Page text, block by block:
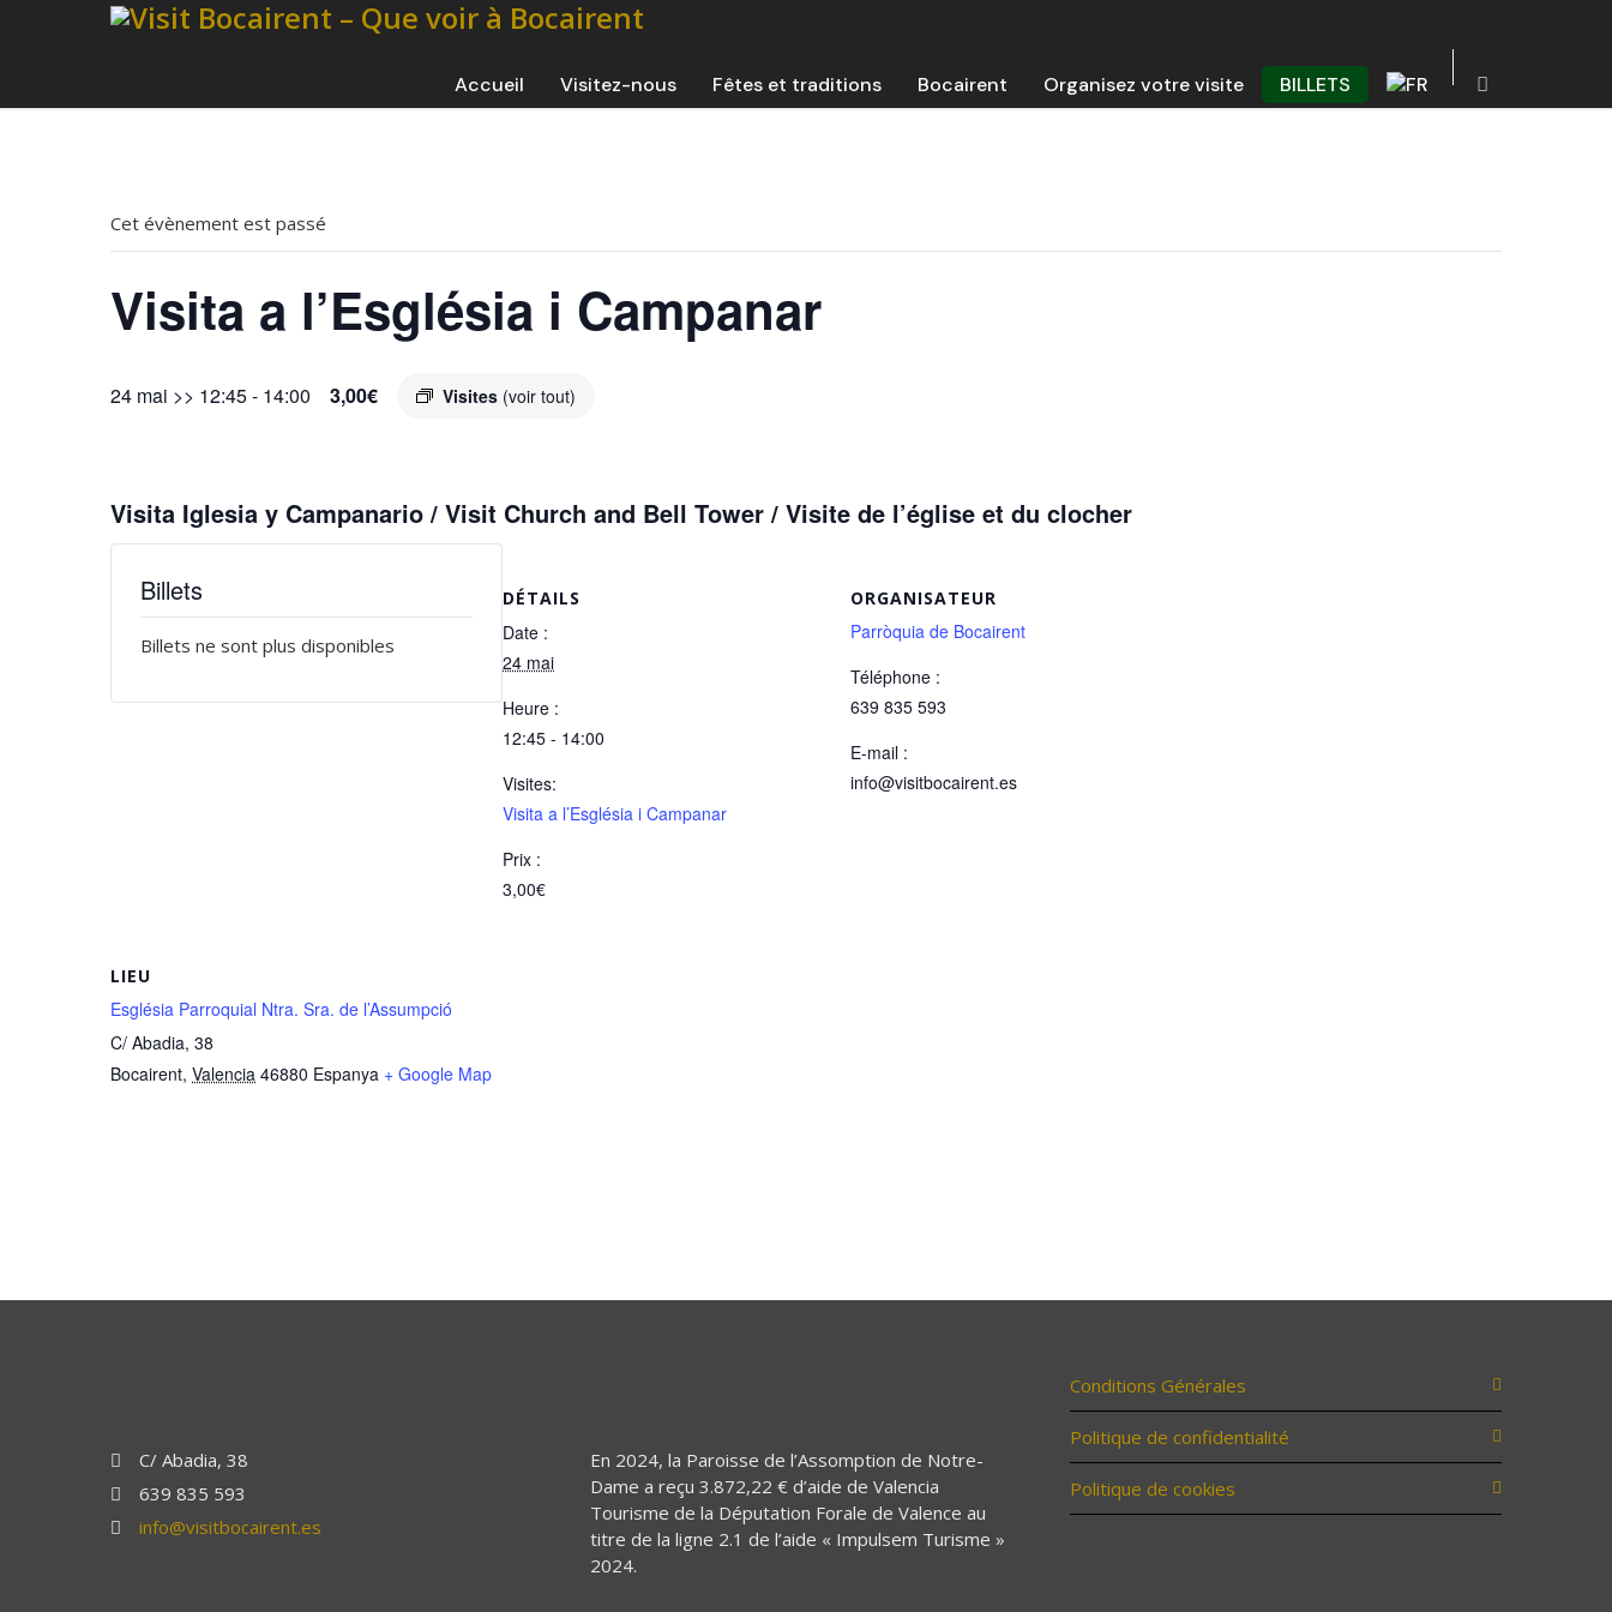
Accueil Visitez-nous Fêtes et traditions Bocairent Organisez votre visite BILLETS
Cet évènement est passé
Visita a l’Església i Campanar
24 mai >> 12:45- 14:00 Visites (voir tout)
3,00€
Visita Iglesia y Campanario / Visit Church and Bell Tower / Visite de l’église et du clocher
DÉTAILS
Date :
24 mai
Heure :
12:45 - 14:00
Visites:
Visita a l’Església i Campanar
Prix :
3,00€
ORGANISATEUR
Parròquia de Bocairent
Téléphone :
639 835 593
E-mail :
info@visitbocairent.es
LIEU
Església Parroquial Ntra. Sra. de l’Assumpció
C/ Abadia, 38
Bocairent, Valencia 46880 Espanya + Google Map
Billets
Billets ne sont plus disponibles
C/ Abadia, 38
639 835 593
info@visitbocairent.es
En 2024, la Paroisse de l’Assomption de Notre-
Dame a reçu 3.872,22 € d’aide de Valencia
Tourisme de la Députation Forale de Valence au
titre de la ligne 2.1 de l’aide « Impulsem Turisme »
2024.
Conditions Générales
Politique de confidentialité
Politique de cookies